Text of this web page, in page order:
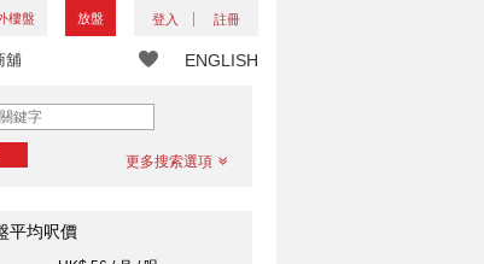
樓盤 放盤 登入 註冊
ENGLISH
舖
更多搜索選項
平均呎價